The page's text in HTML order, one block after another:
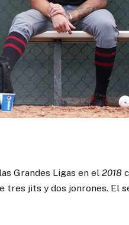
Grandes Ligas en el2018
tres jits y dos jonrones. El